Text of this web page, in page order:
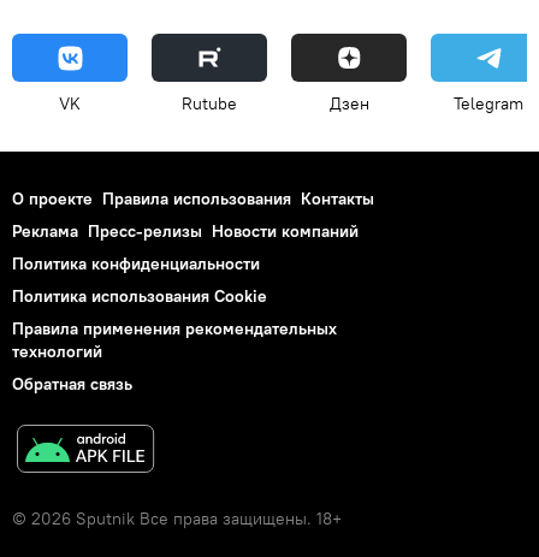
VK Rutube Дзен Telegram
О проекте Правила использования Контакты
Реклама Пресс-релизы Новости компаний
Политика конфиденциальности
Политика использования Cookie
Правила применения рекомендательных
технологий
Обратная связь
© 2026 Sputnik Все права защищены. 18+